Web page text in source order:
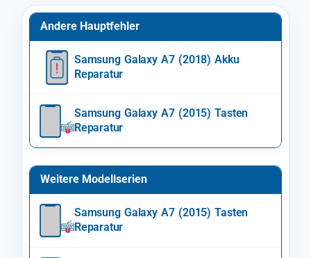
Andere Hauptfehler
Samsung Galaxy A7 (2018) Akku
Reparatur
Samsung Galaxy A7 (2015) Tasten
Reparatur
Weitere Modellserien
Samsung Galaxy A7 (2015) Tasten
Reparatur